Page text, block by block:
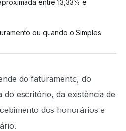
entre 13,33% e
ou quando o Simples
do faturamento, do
do escritório, da existência de
dos honorários e